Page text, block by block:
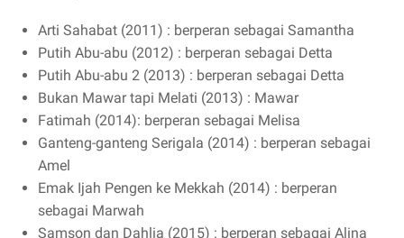
Arti Sahabat (2011) : berperan sebagai Samantha
Putih Abu-abu (2012) : berperan sebagai Detta
Putih Abu-abu 2 (2013) : berperan sebagai Detta
Bukan Mawar tapi Melati (2013) : Mawar
Fatimah (2014): berperan sebagai Melisa
Ganteng-ganteng Serigala (2014) : berperan sebagai
Amel
Emak Ijah Pengen ke Mekkah (2014) : berperan
sebagai Marwah
Samson dan Dahlia (2015) : berperan sebagai Alina